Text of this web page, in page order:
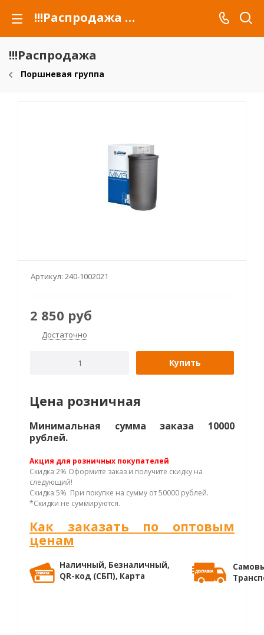
!!!Распродажа для автомобилей российских марок и сельхозтехники
!!!Распродажа
Поршневая группа
Артикул: 240-1002021
2 850 руб
Достаточно
Купить
Цена розничная
Минимальная сумма заказа 10000
рублей.
Акция для розничных покупателей
Скидка 2% Оформите заказ и получите скидку на
следующий!
Скидка 5% При покупке на сумму от 50000 рублей.
*Скидки не суммируются.
Как заказать по оптовым
ценам
Наличный, Безналичный,
QR-код (СБП), Карта